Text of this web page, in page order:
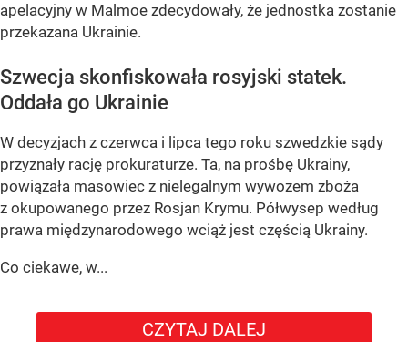
apelacyjny w Malmoe zdecydowały, że jednostka zostanie
przekazana Ukrainie.
Szwecja skonfiskowała rosyjski statek.
Oddała go Ukrainie
W decyzjach z czerwca i lipca tego roku szwedzkie sądy
przyznały rację prokuraturze. Ta, na prośbę Ukrainy,
powiązała masowiec z nielegalnym wywozem zboża
z okupowanego przez Rosjan Krymu. Półwysep według
prawa międzynarodowego wciąż jest częścią Ukrainy.
Co ciekawe, w...
CZYTAJ DALEJ